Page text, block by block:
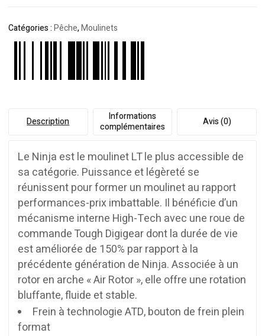
Catégories :Pêche,Moulinets
Description
Informations
complémentaires
Avis (0)
Le Ninja est le moulinet LT le plus accessible de
sa catégorie. Puissance et légèreté se
réunissent pour former un moulinet au rapport
performances-prix imbattable. Il bénéficie d’un
mécanisme interne High-Tech avec une roue de
commande Tough Digigear dont la durée de vie
est améliorée de 150% par rapport à la
précédente génération de Ninja. Associée à un
rotor en arche « Air Rotor », elle offre une rotation
bluffante, fluide et stable.
Frein à technologie ATD, bouton de frein plein
format